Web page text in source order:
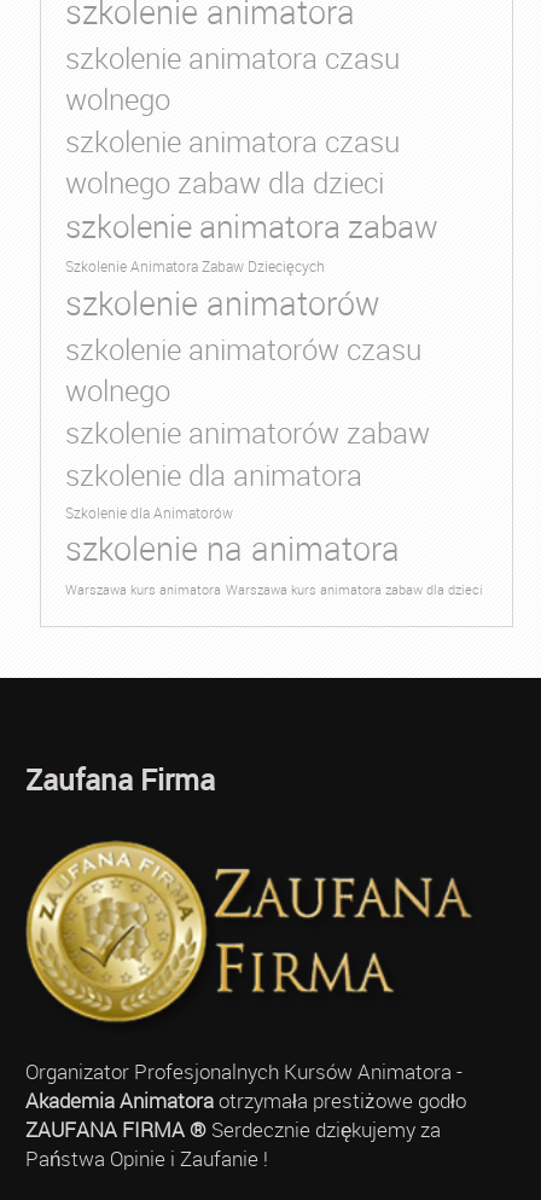
szkolenie animatora
szkolenie animatora czasu
wolnego
szkolenie animatora czasu
wolnego zabaw dla dzieci
szkolenie animatora zabaw
Szkolenie Animatora Zabaw Dziecięcych
szkolenie animatorów
szkolenie animatorów czasu
wolnego
szkolenie animatorów zabaw
szkolenie dla animatora
Szkolenie dla Animatorów
szkolenie na animatora
Warszawa kurs animatora Warszawa kurs animatora zabaw dla dzieci
Zaufana Firma
Organizator Profesjonalnych Kursów Animatora -
Akademia Animatoraotrzymała prestiżowe godło
ZAUFANA FIRMA ®Serdecznie dziękujemy za
Państwa Opinie i Zaufanie !